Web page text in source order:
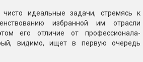
чисто идеальные задачи, стремясь к
избранной им отрасли
его отличие от профессионала-
видимо, ищет в первую очередь